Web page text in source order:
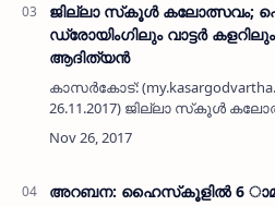
ജില്ലാ സ്‌കൂള്‍ കലോത്സവം;
ഡ്രോയിംഗിലും വാട്ടര്‍ കളറിലും
ആദിത്യന്‍
കാസര്‍കോട്:
26.11.2017) ജില്ലാ സ്‌കൂള്‍
യു.പി. വിഭാഗം പെന്‍സില്‍
കളറിലും പി. ആദിത്യന് ഒന്നാം
അറബന: ഹൈസ്‌കൂളില്‍ 6